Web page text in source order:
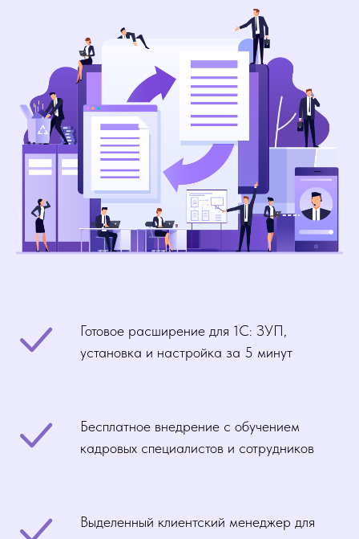
Готовое расширение для 1С: ЗУП,
установка и настройка за 5 минут
Бесплатное внедрение с обучением
кадровых специалистов и сотрудников
Выделенный клиентский менеджер для